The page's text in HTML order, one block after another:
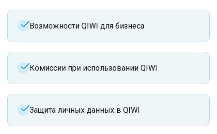
Возможности QIWI для бизнеса
Комиссии при использовании QIWI
Защита личных данных в QIWI